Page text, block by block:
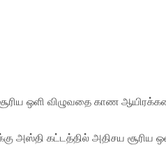
ஒளி விழுவதை காண
அஸ்தி கட்டத்தில் அதிசய சூரிய